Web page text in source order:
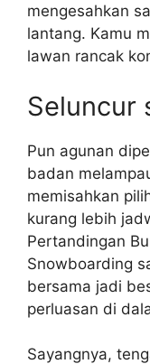
mengesahkan
lantang. Kamu
lawan rancak
Seluncur
Pun agunan
badan
memisahkan
kurang lebih
Pertandingan
Snowboarding
bersama jadi
perluasan di
Sayangnya,